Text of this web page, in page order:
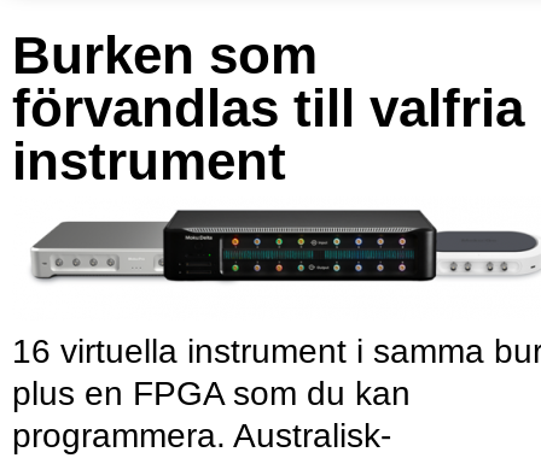
Burken som
förvandlas till valfria
instrument
16 virtuella instrument i samma
plus en FPGA som du kan
programmera. Australisk-